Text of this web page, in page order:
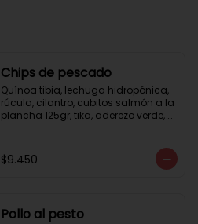
Chips de pescado
Quínoa tibia, lechuga hidropónica,
rúcula, cilantro, cubitos salmón a la
plancha 125gr, tika, aderezo verde,
$9.450
Pollo al pesto